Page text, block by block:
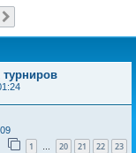
1 … 20 21 22 23